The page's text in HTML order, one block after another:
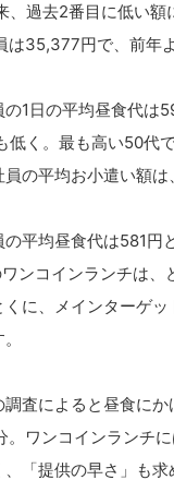
、過去2番目に低い額
は35,377円で、前年
1日の平均昼食代は
低く。最も高い50代
の平均お小遣い額は
平均昼食代は581円
ンコインランチは、
に、メインターゲ
調査によると昼食に
。ワンコインランチ
「提供の早さ」も求